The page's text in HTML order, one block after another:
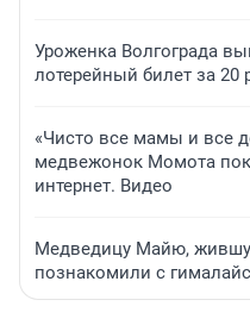
Уроженка Волгограда
лотерейный билет за 20
«Чисто все мамы и все
медвежонок Момота
интернет. Видео
Медведицу Майю,
познакомили с